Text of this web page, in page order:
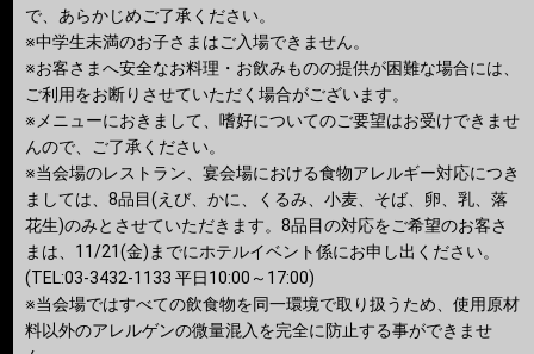
で、あらかじめご了承ください。
※中学生未満のお子さまはご入場できません。
※お客さまへ安全なお料理・お飲みものの提供が困難な場合には、
ご利用をお断りさせていただく場合がございます。
※メニューにおきまして、嗜好についてのご要望はお受けできませ
んので、ご了承ください。
※当会場のレストラン、宴会場における食物アレルギー対応につき
ましては、8品目(えび、かに、くるみ、小麦、そば、卵、乳、落
花生)のみとさせていただきます。8品目の対応をご希望のお客さ
まは、11/21(金)までにホテルイベント係にお申し出ください。
(TEL:03-3432-1133 平日10:00～17:00)
※当会場ではすべての飲食物を同一環境で取り扱うため、使用原材
料以外のアレルゲンの微量混入を完全に防止する事ができませ